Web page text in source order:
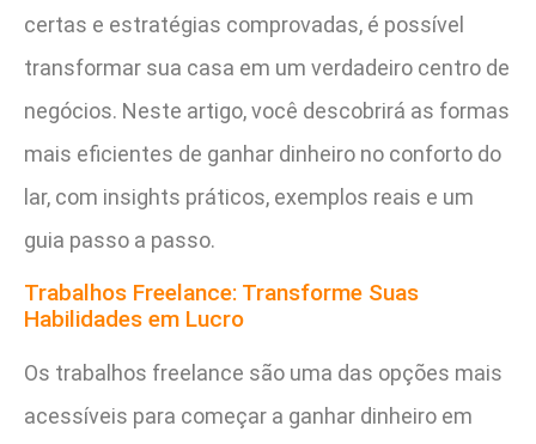
certas e estratégias comprovadas, é possível
transformar sua casa em um verdadeiro centro de
negócios. Neste artigo, você descobrirá as formas
mais eficientes de ganhar dinheiro no conforto do
lar, com insights práticos, exemplos reais e um
guia passo a passo.
Trabalhos Freelance: Transforme Suas
Habilidades em Lucro
Os trabalhos freelance são uma das opções mais
acessíveis para começar a ganhar dinheiro em